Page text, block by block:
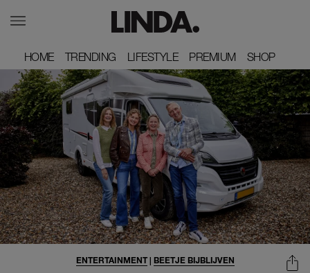
HOME
HOME TRENDING
TRENDING LIFESTYLE
LIFESTYLE PREMIUM
PREMIUM SHOP
SHOP
ENTERTAINMENT| BEETJE BIJBLIJVEN